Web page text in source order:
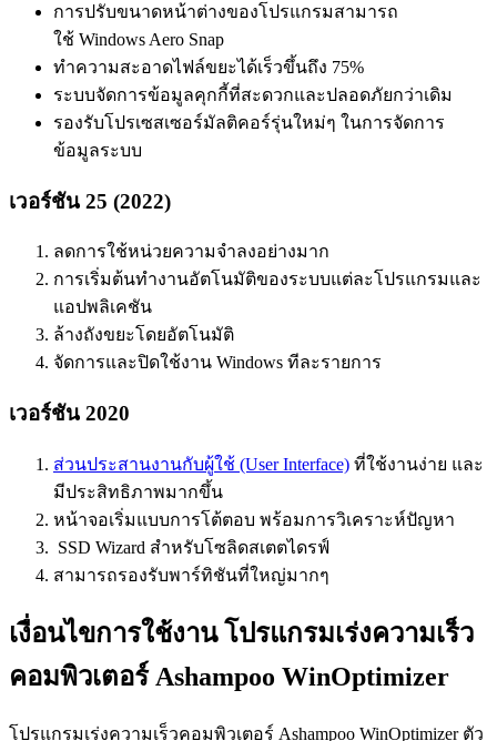
การปรับขนาดหน้าต่างของโปรแกรมสามารถ
ใช้ Windows Aero Snap
ทำความสะอาดไฟล์ขยะได้เร็วขึ้นถึง 75%
ระบบจัดการข้อมูลคุกกี้ที่สะดวกและปลอดภัยกว่าเดิม
รองรับโปรเซสเซอร์มัลติคอร์รุ่นใหม่ๆ ในการจัดการ
ข้อมูลระบบ
เวอร์ชัน 25 (2022)
ลดการใช้หน่วยความจำลงอย่างมาก
การเริ่มต้นทำงานอัตโนมัติของระบบแต่ละโปรแกรมและ
แอปพลิเคชัน
ล้างถังขยะโดยอัตโนมัติ
จัดการและปิดใช้งาน Windows ทีละรายการ
เวอร์ชัน 2020
ส่วนประสานงานกับผู้ใช้ (User Interface) ที่ใช้งานง่าย และ
มีประสิทธิภาพมากขึ้น
หน้าจอเริ่มแบบการโต้ตอบ พร้อมการวิเคราะห์ปัญหา
SSD Wizard สำหรับโซลิดสเตตไดรฟ์
สามารถรองรับพาร์ทิชันที่ใหญ่มากๆ
เงื่อนไขการใช้งาน โปรแกรมเร่งความเร็ว
คอมพิวเตอร์ Ashampoo WinOptimizer
โปรแกรมเร่งความเร็วคอมพิวเตอร์ Ashampoo WinOptimizer ตัว